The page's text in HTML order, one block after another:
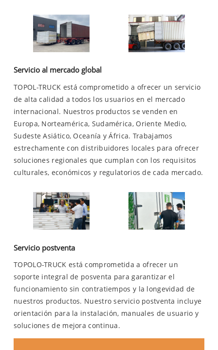
Servicio al mercado global
TOPOL-TRUCK está comprometido a ofrecer un servicio
de alta calidad a todos los usuarios en el mercado
internacional. Nuestros productos se venden en
Europa, Norteamérica, Sudamérica, Oriente Medio,
Sudeste Asiático, Oceanía y África. Trabajamos
estrechamente con distribuidores locales para ofrecer
soluciones regionales que cumplan con los requisitos
culturales, económicos y regulatorios de cada mercado.
Servicio postventa
TOPOLO-TRUCK está comprometida a ofrecer un
soporte integral de posventa para garantizar el
funcionamiento sin contratiempos y la longevidad de
nuestros productos. Nuestro servicio postventa incluye
orientación para la instalación, manuales de usuario y
soluciones de mejora continua.